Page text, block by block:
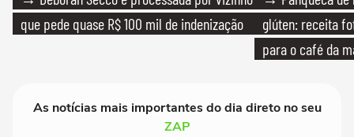
que pede quase R$ 100 mil de indenização
glúten: receita
para o café da
As notícias mais importantes do dia direto no seu
ZAP